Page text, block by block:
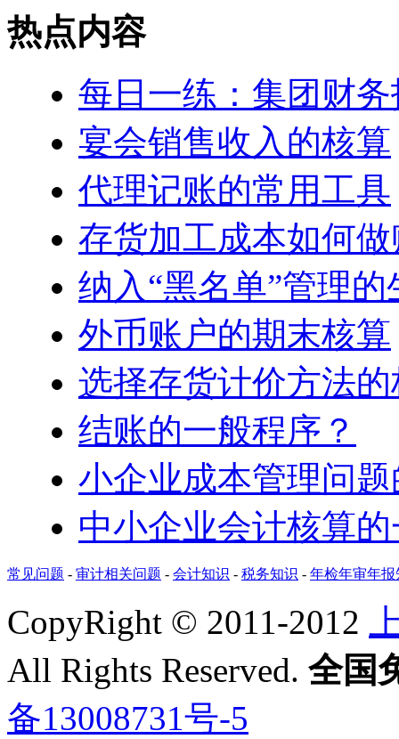
热点内容
每日一练：集团财
宴会销售收入的核算
代理记账的常用工具
存货加工成本如何做
纳入“黑名单”管理
外币账户的期末核算
选择存货计价方法
结账的一般程序？
小企业成本管理问
中小企业会计核算
常见问题 - 审计相关问题 - 会计知识 - 税务知识 - 年检年审年报
CopyRight © 2011-2012
All Rights Reserved. 全国
备13008731号-5